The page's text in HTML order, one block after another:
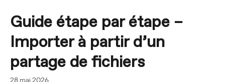
Guide étape par étape –
Importer à partir d’un
partage de fichiers
28 mai 2026